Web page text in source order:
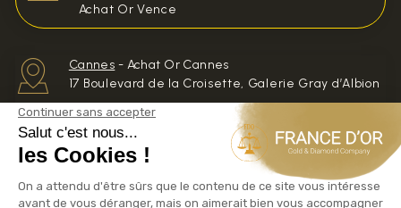
Achat Or Vence
Cannes - Achat Or Cannes
17 Boulevard de la Croisette, Galerie Gray d’Albion
Cagnes-sur-Mer
17 Avenue Auguste Renoir
06800